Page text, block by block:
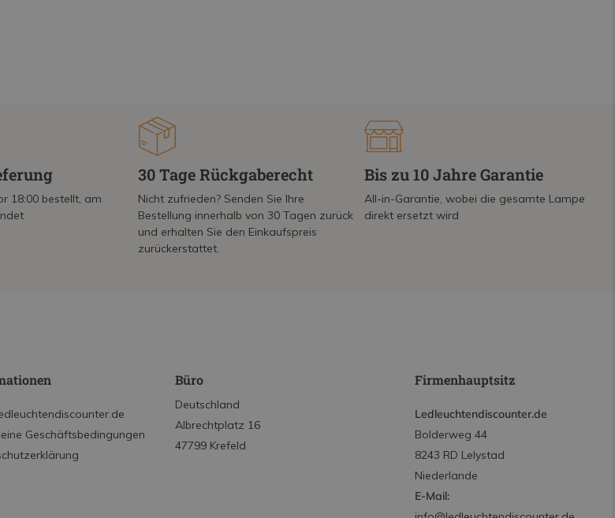
18:00 bestellt, am
30 Tage Rückgaberecht
Nicht zufrieden? Senden Sie Ihre
Bestellung innerhalb von 30 Tagen zurück
und erhalten Sie den Einkaufspreis
zurückerstattet.
Bis zu 10 Jahre Garantie
All-in-Garantie, wobei die gesamte Lampe
direkt ersetzt wird
Geschäftsbedingungen
Büro
Deutschland
Albrechtplatz 16
47799 Krefeld
Firmenhauptsitz
Ledleuchtendiscounter.de
Bolderweg 44
8243 RD Lelystad
Niederlande
E-Mail: